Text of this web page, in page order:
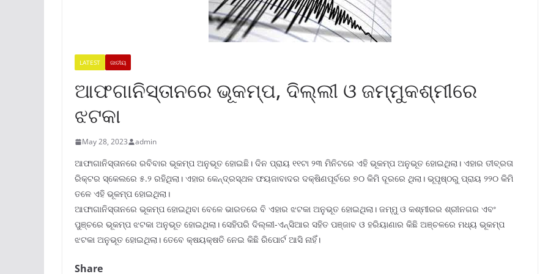
LATEST ଜାତୀୟ
ଆଫଗାନିସ୍ତାନରେ ଭୂକମ୍ପ, ଦିଲ୍ଲୀ ଓ ଜମ୍ମୁକଶ୍ମୀରେ
ଝଟକା
May 28, 2023 admin
ଆଫାଗାନିସ୍ତାନରେ ରବିବାର ଭୂକମ୍ପ ଅନୁଭୂତ ହୋଇଛି। ଦିନ ପ୍ରାୟ ୧୧ଟା ୨୩ ମିନିଟରେ ଏହି ଭୂକମ୍ପ ଅନୁଭୂତ ହୋଇଥିଲା। ଏହାର ତୀବ୍ରତା
ରିକ୍ଟର ସ୍କେଲରେ ୫.୨ ରହିଥିଲା। ଏହାର କେନ୍ଦ୍ରସ୍ଥଳ ଫୟଜାବାଦର ଦକ୍ଷିଣପୂର୍ବରେ ୭୦ କିମି ଦୂରରେ ଥିଲା। ଭୂପୃଷ୍ଠରୁ ପ୍ରାୟ ୨୨୦ କିମି
ତଳେ ଏହି ଭୂକମ୍ପ ହୋଇଥିଲା।
ଆଫାଗାନିସ୍ତାନରେ ଭୂକମ୍ପ ହୋଇଥିବା ବେଳେ ଭାରତରେ ବି ଏହାର ଝଟକା ଅନୁଭୂତ ହୋଇଥିଲା। ଜମ୍ମୁ ଓ କଶ୍ମୀରର ଶ୍ରୀନଗର ଏବଂ
ପୁଞ୍ଚରେ ଭୂକମ୍ପ ଝଟକା ଅନୁଭୂତ ହୋଇଥିଲା। ସେହିପରି ଦିଲ୍ଲୀ-ଏନ୍‌ସିଆର ସହିତ ପଞ୍ଜାବ ଓ ହରିୟାଣାର କିଛି ଅଞ୍ଚଳରେ ମଧ୍ୟ ଭୂକମ୍ପ
ଝଟକା ଅନୁଭୂତ ହୋଇଥିଲା। ତେବେ କ୍ଷୟକ୍ଷତି ନେଇ କିଛି ରିପୋର୍ଟ ଆସି ନାହିଁ।
Share